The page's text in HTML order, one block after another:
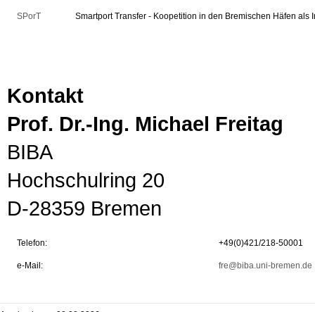
SPorT Smartport Transfer - Koopetition in den Bremischen Häfen als
Kontakt
Prof. Dr.-Ing. Michael Freitag
BIBA
Hochschulring 20
D-28359 Bremen
Telefon: +49(0)421/218-50001
e-Mail: fre@biba.uni-bremen.de